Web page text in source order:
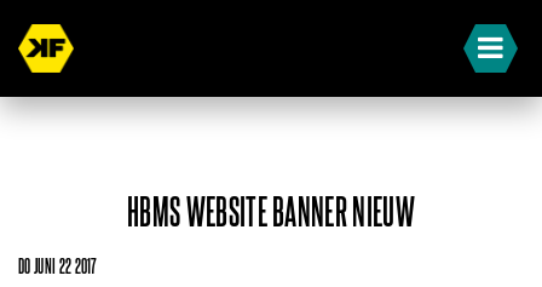
HBMS WEBSITE BANNER NIEUW
DO JUNI 22 2017